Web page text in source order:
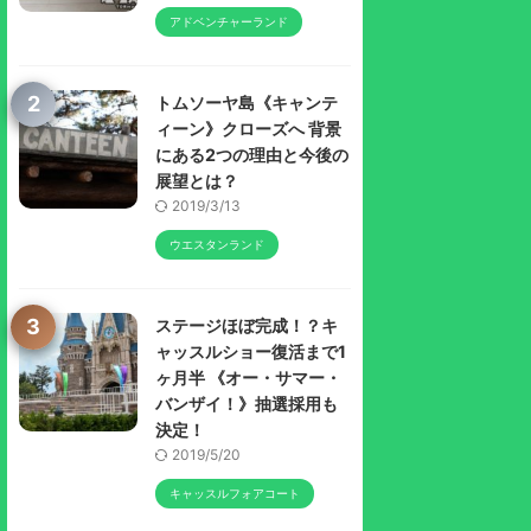
アドベンチャーランド
2
トムソーヤ島《キャンテ
ィーン》クローズへ 背景
にある2つの理由と今後の
展望とは？
2019/3/13
ウエスタンランド
3
ステージほぼ完成！？キ
ャッスルショー復活まで1
ヶ月半 《オー・サマー・
バンザイ！》抽選採用も
決定！
2019/5/20
キャッスルフォアコート